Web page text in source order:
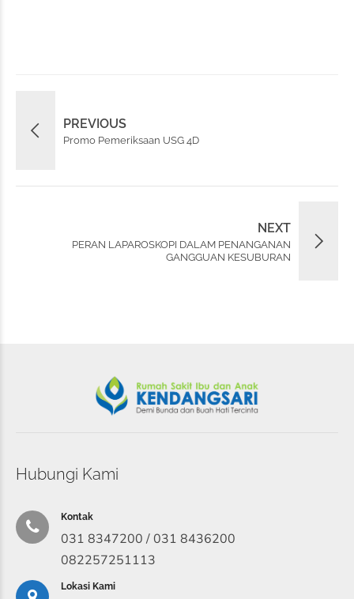
PREVIOUS
Promo Pemeriksaan USG 4D
NEXT
PERAN LAPAROSKOPI DALAM PENANGANAN
GANGGUAN KESUBURAN
Hubungi Kami
Kontak
031 8347200 / 031 8436200
082257251113
Lokasi Kami